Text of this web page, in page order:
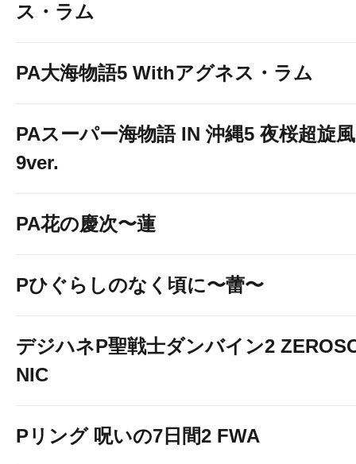
ス・ラム
PA大海物語5 Withアグネス・ラム
PAスーパー海物語 IN 沖縄5 夜桜超旋
9ver.
PA花の慶次〜蓮
Pひぐらしのなく頃に〜蕾〜
デジハネP聖戦士ダンバイン2
NIC
Pリング 呪いの7日間2 FWA